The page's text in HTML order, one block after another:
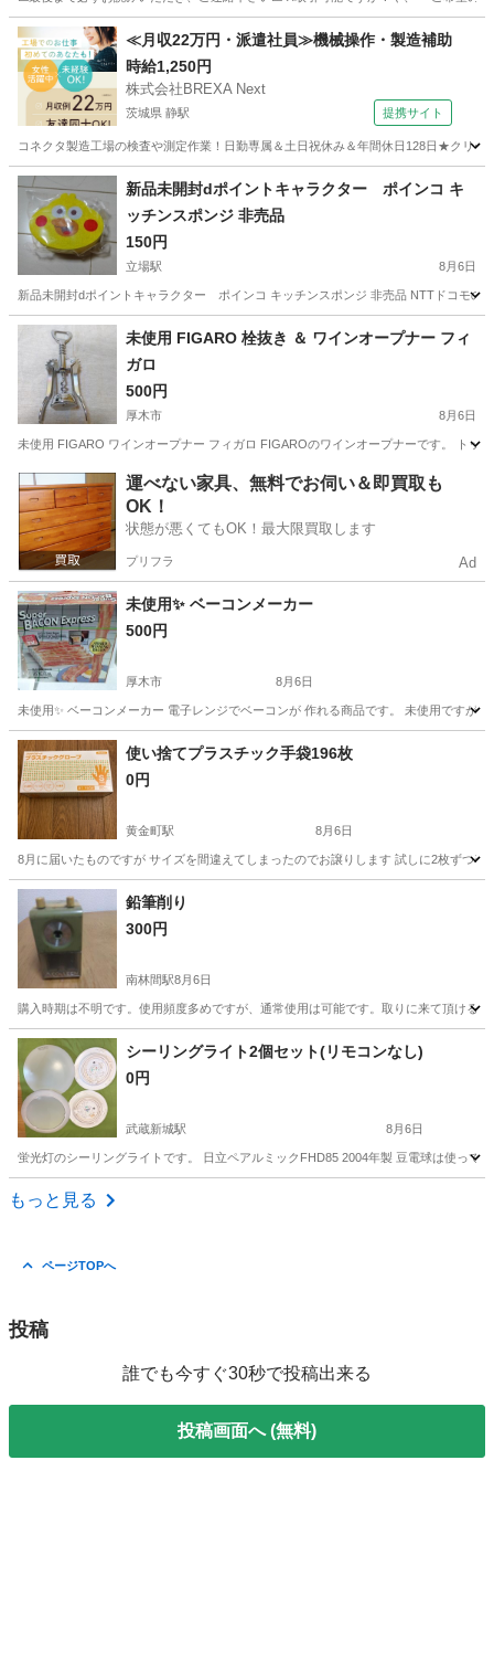
神奈川 厚木市 その他
≪月収22万円・派遣社員≫機械操作・製造補助
時給1,250円
株式会社BREXA Next
茨城県 静駅 提携サイト
コネクタ製造工場の検査や測定作業！日勤専属＆土日祝休み＆年間休日128日★クリ
茨城 常陸大宮市 静駅 その他
新品未開封dポイントキャラクター ポインコ キ
ッチンスポンジ 非売品
150円
立場駅 8月6日
新品未開封dポイントキャラクター ポインコ キッチンスポンジ 非売品 NTTドコモの
神奈川 横浜市 立場駅 ノベルティグッズ 新品
未使用 FIGARO 栓抜き ＆ ワインオープナー フィ
ガロ
500円
厚木市 8月6日
未使用 FIGARO ワインオープナー フィガロ FIGAROのワインオープナーです。 トッ
神奈川 厚木市 調理器具 フィガロ
運べない家具、無料でお伺い＆即買取も
OK！
状態が悪くてもOK！最大限買取します
プリフラ Ad
未使用✨ ベーコンメーカー
500円
厚木市 8月6日
未使用✨ ベーコンメーカー 電子レンジでベーコンが 作れる商品です。 未使用ですが
神奈川 厚木市 調理器具 スモーク
使い捨てプラスチック手袋196枚
0円
黄金町駅 8月6日
8月に届いたものですが サイズを間違えてしまったのでお譲りします 試しに2枚ずつ
神奈川 横浜市 黄金町駅
鉛筆削り
300円
南林間駅8月6日
購入時期は不明です。使用頻度多めですが、通常使用は可能です。取りに来て頂ける
神奈川 大和市 南林間駅 その他 鉛筆削り
シーリングライト2個セット(リモコンなし)
0円
武蔵新城駅 8月6日
蛍光灯のシーリングライトです。 日立ペアルミックFHD85 2004年製 豆電球は使っ
神奈川 川崎市
もっと見る
ページTOPへ
投稿
誰でも今すぐ30秒で投稿出来る
投稿画面へ (無料)